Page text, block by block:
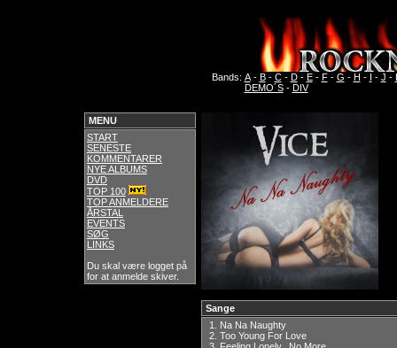
Bands: A- B- C- D- E- F- G - H - I - J -
DEMO´S- DIV
MENU
START
SENESTE
KOMMENTARER
NYE ALBUMS
DVD
TOP 100
TOP ANMELDERE
ÅRSTAL
EVENTS
SØG
LINKS
Du skal være logget på
for at anmelde skiver.
Sange
1. Na Na Naughty
2. Too Young For Love